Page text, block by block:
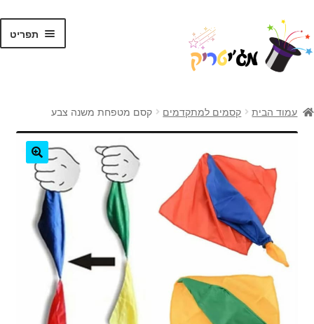
דלג
לניווט
לדלג
לתוכן
תפריט
קסמים לילדים
קסמים למתקדמים
קלפי קסמים
ערכות קסמים
טריקים
ג'אגלינג
עמוד הבית קסמים למתקדמים קסם מטפחת משנה צבע
🔍